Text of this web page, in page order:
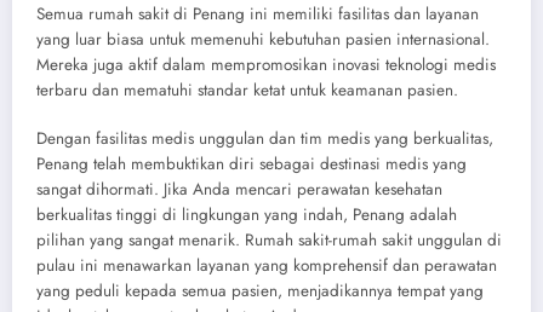
Semua rumah sakit di Penang ini memiliki fasilitas dan layanan
yang luar biasa untuk memenuhi kebutuhan pasien internasional.
Mereka juga aktif dalam mempromosikan inovasi teknologi medis
terbaru dan mematuhi standar ketat untuk keamanan pasien.
Dengan fasilitas medis unggulan dan tim medis yang berkualitas,
Penang telah membuktikan diri sebagai destinasi medis yang
sangat dihormati. Jika Anda mencari perawatan kesehatan
berkualitas tinggi di lingkungan yang indah, Penang adalah
pilihan yang sangat menarik. Rumah sakit-rumah sakit unggulan di
pulau ini menawarkan layanan yang komprehensif dan perawatan
yang peduli kepada semua pasien, menjadikannya tempat yang